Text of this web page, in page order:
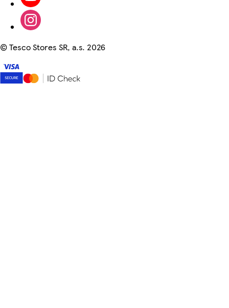
©Tesco Stores SR, a.s. 2026